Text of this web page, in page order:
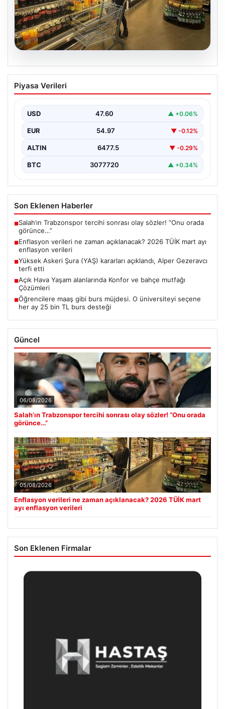
05.08.2026
Enflasyon verileri ne zaman
açıklanacak? 2026 TÜİK mart ayı
Piyasa Verileri
USD 47.60 ▲ +0.06%
EUR 54.97 ▼ -0.12%
ALTIN 6477.5 ▼ -0.29%
BTC 3077720 ▲ +0.34%
Son Eklenen Haberler
■Salah’ın Trabzonspor tercihi sonrası olay sözler! “Onu orada
görünce…”
■Enflasyon verileri ne zaman açıklanacak? 2026 TÜİK mart ayı
enflasyon verileri
■Yüksek Askeri Şura (YAŞ) kararları açıklandı, Alper Gezeravcı
terfi etti
■Açık Hava Yaşam alanlarında Konfor ve bahçe mutfağı
Çözümleri
■Öğrencilere maaş gibi burs müjdesi. O üniversiteyi seçene
her ay 25 bin TL burs desteği
Güncel
06/08/2026
Salah’ın Trabzonspor tercihi sonrası olay sözler! “Onu orada
görünce…”
05/08/2026
Enflasyon verileri ne zaman açıklanacak? 2026 TÜİK mart
ayı enflasyon verileri
Son Eklenen Firmalar